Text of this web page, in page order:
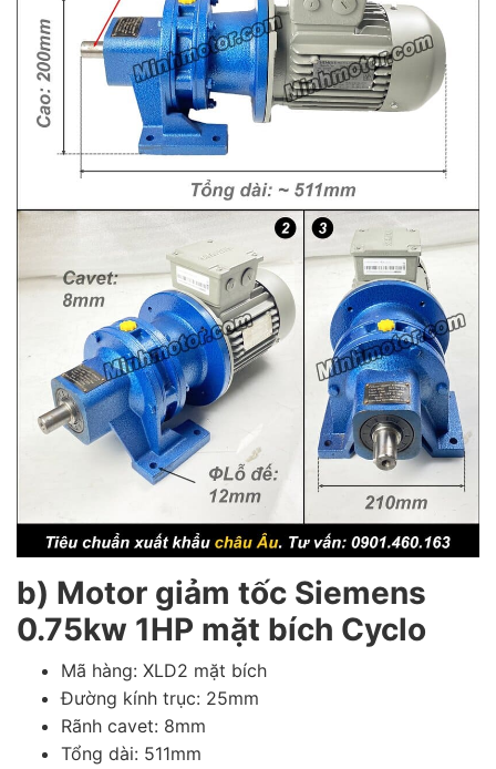
b) Motor giảm tốc Siemens
0.75kw 1HP mặt bích Cyclo
Mã hàng: XLD2 mặt bích
Đường kính trục: 25mm
Rãnh cavet: 8mm
Tổng dài: 511mm